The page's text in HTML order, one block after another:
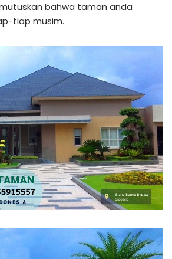
bahwa taman anda
tiap musim.